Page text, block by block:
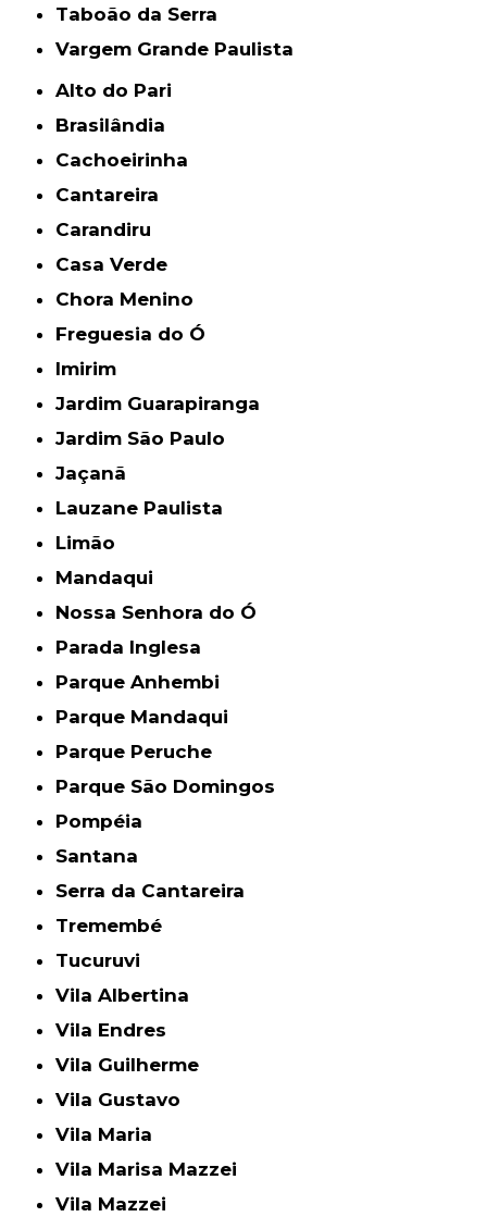
Taboão da Serra
Vargem Grande Paulista
Alto do Pari
Brasilândia
Cachoeirinha
Cantareira
Carandiru
Casa Verde
Chora Menino
Freguesia do Ó
Imirim
Jardim Guarapiranga
Jardim São Paulo
Jaçanã
Lauzane Paulista
Limão
Mandaqui
Nossa Senhora do Ó
Parada Inglesa
Parque Anhembi
Parque Mandaqui
Parque Peruche
Parque São Domingos
Pompéia
Santana
Serra da Cantareira
Tremembé
Tucuruvi
Vila Albertina
Vila Endres
Vila Guilherme
Vila Gustavo
Vila Maria
Vila Marisa Mazzei
Vila Mazzei